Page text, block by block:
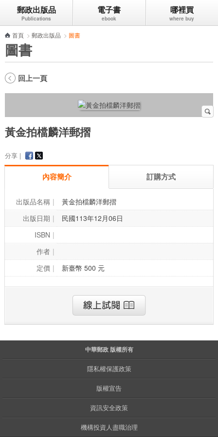
跳到主要內容區塊
郵政出版品 電子書 哪裡買
首頁 > 郵政出版品 > 圖書
圖書
回上一頁
黃金拍檔麟洋郵摺
分享 |
內容簡介 訂購方式
出版品名稱
黃金拍檔麟洋郵摺
出版日期
民國113年12月06日
ISBN
作者
定價
新臺幣 500 元
中華郵政 版權所有
隱私權保護政策
版權宣告
資訊安全政策
機構投資人盡職治理